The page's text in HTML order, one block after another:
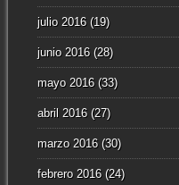
julio 2016(19)
junio 2016(28)
mayo 2016(33)
abril 2016(27)
marzo 2016(30)
febrero 2016(24)